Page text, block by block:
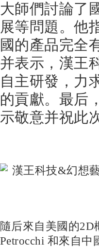
大師們討論了
展等問題。他
國的產品完全
并表示，漢王
自主研發，力
的貢獻。最后
示敬意并祝此
隨后來自美國的2D
Petrocchi 和來自中